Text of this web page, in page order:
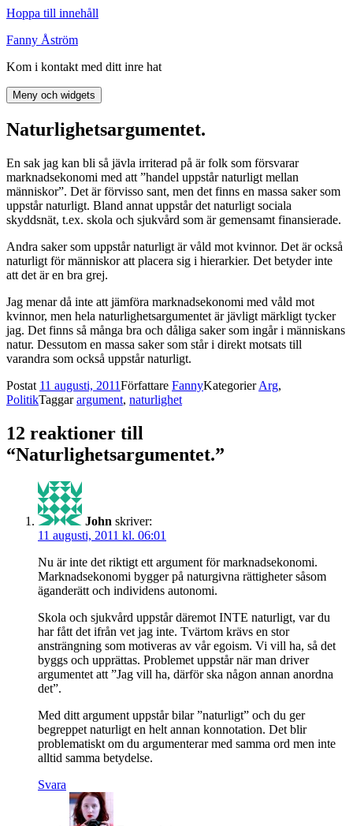
Hoppa till innehåll
Fanny Åström
Kom i kontakt med ditt inre hat
Meny och widgets
Naturlighetsargumentet.
En sak jag kan bli så jävla irriterad på är folk som försvarar
marknadsekonomi med att ”handel uppstår naturligt mellan
människor”. Det är förvisso sant, men det finns en massa saker som
uppstår naturligt. Bland annat uppstår det naturligt sociala
skyddsnät, t.ex. skola och sjukvård som är gemensamt finansierade.
Andra saker som uppstår naturligt är våld mot kvinnor. Det är också
naturligt för människor att placera sig i hierarkier. Det betyder inte
att det är en bra grej.
Jag menar då inte att jämföra marknadsekonomi med våld mot
kvinnor, men hela naturlighetsargumentet är jävligt märkligt tycker
jag. Det finns så många bra och dåliga saker som ingår i människans
natur. Dessutom en massa saker som står i direkt motsats till
varandra som också uppstår naturligt.
Postat 11 augusti, 2011Författare FannyKategorierArg,
PolitikTaggarargument, naturlighet
12 reaktioner till
“Naturlighetsargumentet.”
John skriver:
11 augusti, 2011 kl. 06:01
Nu är inte det riktigt ett argument för marknadsekonomi.
Marknadsekonomi bygger på naturgivna rättigheter såsom
äganderätt och individens autonomi.
Skola och sjukvård uppstår däremot INTE naturligt, var du
har fått det ifrån vet jag inte. Tvärtom krävs en stor
ansträngning som motiveras av vår egoism. Vi vill ha, så det
byggs och upprättas. Problemet uppstår när man driver
argumentet att ”Jag vill ha, därför ska någon annan anordna
det”.
Med ditt argument uppstår bilar ”naturligt” och du ger
begreppet naturligt en helt annan konnotation. Det blir
problematiskt om du argumenterar med samma ord men inte
alltid samma betydelse.
Svara